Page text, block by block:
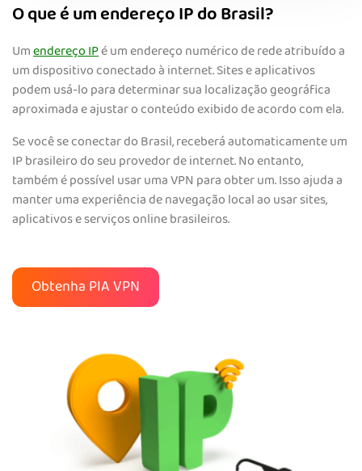
O que é um endereço IP do Brasil?
Umendereço IPé um endereço numérico de rede atribuído a
um dispositivo conectado à internet. Sites e aplicativos
podem usá-lo para determinar sua localização geográfica
aproximada e ajustar o conteúdo exibido de acordo com ela.
Se você se conectar do Brasil, receberá automaticamente um
IP brasileiro do seu provedor de internet. No entanto,
também é possível usar uma VPN para obter um. Isso ajuda a
manter uma experiência de navegação local ao usar sites,
aplicativos e serviços online brasileiros.
Obtenha PIA VPN